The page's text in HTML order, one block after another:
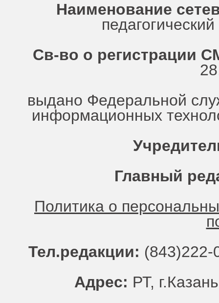
Наименование
Св-во о регистрации
выдано Федеральной
информационных
Главный
Политика о
Тел.редакции:
Адрес: РТ,